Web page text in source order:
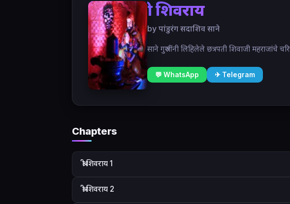
श्री शिवराय
by पांडुरंग सदाशिव साने
साने गुरुजींनी लिहिलेले छत्रपती शिवाजी महराजांचे
💬 WhatsApp ✈ Telegram
Chapters
श्री शिवराय 1
श्री शिवराय 2